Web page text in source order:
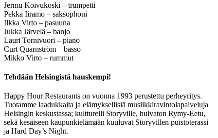
Jermu Koivukoski – trumpetti
Pekka Iiramo – saksophoni
Ilkka Virto – pasuuna
Jukka Järvelä – banjo
Lauri Tornivuori – piano
Curt Quarnström – basso
Mikko Virto – rummut
Tehdään Helsingistä hauskempi!
Happy Hour Restaurants on vuonna 1993 perustettu perheyritys.
Tuotamme laadukkaita ja elämyksellisiä musiikkiravintolapalveluja
Helsingin keskustassa; kultturelli Storyville, hulvaton Rymy-Eetu,
sekä kesäiseen kaupunkielämään kuuluvat Storyvillen puistoterassi
ja Hard Day’s Night.